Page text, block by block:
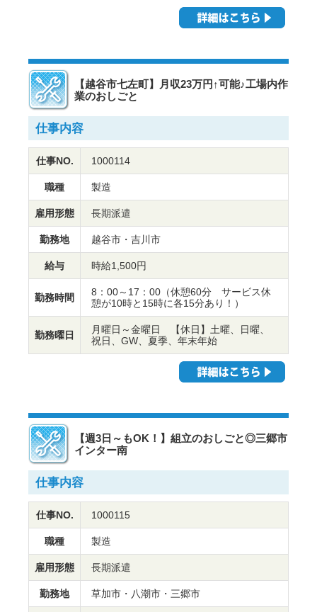
【越谷市七左町】月収23万円↑可能♪工場内作
業のおしごと
仕事内容
仕事NO. 1000114
職種 製造
雇用形態 長期派遣
勤務地 越谷市・吉川市
給与 時給1,500円
勤務時間
8：00～17：00（休憩60分 サービス休
憩が10時と15時に各15分あり！）
勤務曜日
月曜日～金曜日 【休日】土曜、日曜、
祝日、GW、夏季、年末年始
【週3日～もOK！】組立のおしごと◎三郷市
インター南
仕事内容
仕事NO. 1000115
職種 製造
雇用形態 長期派遣
勤務地 草加市・八潮市・三郷市